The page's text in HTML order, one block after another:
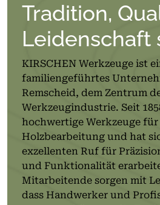
Tradition,
Leidenschaft
KIRSCHEN Werkzeuge ist
familiengeführtes
Remscheid, dem Zentrum
Werkzeugindustrie. Seit
hochwertige Werkzeuge für
Holzbearbeitung und hat
exzellenten Ruf für
und Funktionalität
Mitarbeitende sorgen mit
dass Handwerker und